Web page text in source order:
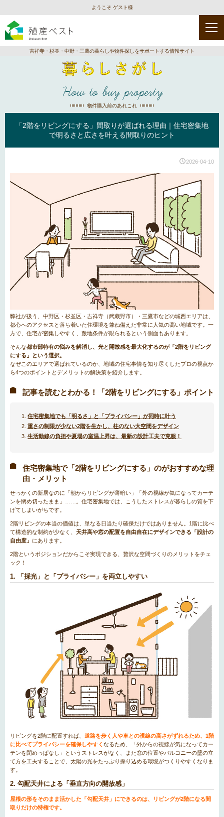
ようこそ ゲスト様
吉祥寺・杉並・中野・三鷹の暮らしや物件探しをサポートする情報サイト
How to buy property
物件購入前のあれこれ
「2階をリビングにする」間取りが選ばれる理由｜住宅密集地
で明るさと広さを叶える間取りのヒント
2026-04-10
弊社が扱う、中野区・杉並区・吉祥寺（武蔵野市）・三鷹市などの城西エリアは、
都心へのアクセスと落ち着いた住環境を兼ね備えた非常に人気の高い地域です。一
方で、住宅が密集しやすく、敷地条件が限られるという側面もあります。
そんな都市部特有の悩みを解消し、光と開放感を最大化するのが「2階をリビング
にする」という選択。
なぜこのエリアで選ばれているのか、地域の住宅事情を知り尽くしたプロの視点か
ら4つのポイントとデメリットの解決策を紹介します。
記事を読むとわかる！「2階をリビングにする」ポイント
住宅密集地でも「明るさ」と「プライバシー」が同時に叶う
重さの制限が少ない2階を生かし、柱のない大空間をデザイン
生活動線の負担や夏場の室温上昇は、最新の設計工夫で克服！
住宅密集地で「2階をリビングにする」のがおすすめな理
由・メリット
せっかくの新居なのに「朝からリビングが薄暗い」「外の視線が気になってカーテ
ンを閉め切ったまま」……。住宅密集地では、こうしたストレスが暮らしの質を下
げてしまいがちです。
2階リビングの本当の価値は、単なる日当たり確保だけではありません。1階に比べ
て構造的な制約が少なく、 天井高や窓の配置を自由自在にデザインできる「設計の
自由度」 にあります。
2階というポジションだからこそ実現できる、贅沢な空間づくりのメリットをチェ
ック！
1. 「採光」と「プライバシー」を両立しやすい
リビングを2階に配置すれば、 道路を歩く人や車との視線の高さがずれるため、1階
に比べてプライバシーを確保しやすく なるため、「外からの視線が気になってカー
テンを閉めっぱなし」というストレスがなく、また窓の位置やバルコニーの壁の立
て方を工夫することで、太陽の光をたっぷり採り込める環境がつくりやすくなりま
す。
2. 勾配天井による「垂直方向の開放感」
屋根の形をそのまま活かした「勾配天井」にできるのは、リビングが2階になる間
取りだけの特権です。